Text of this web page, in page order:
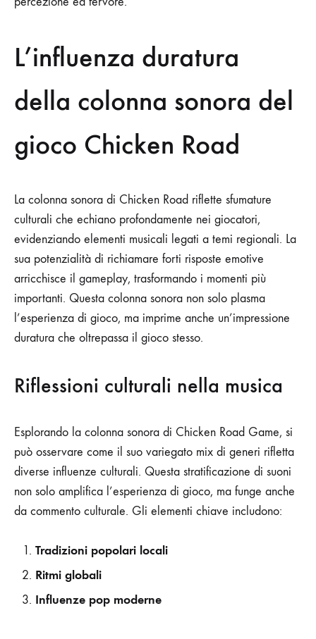
L’influenza duratura
della colonna sonora del
gioco Chicken Road
La colonna sonora di Chicken Road riflette sfumature
culturali che echiano profondamente nei giocatori,
evidenziando elementi musicali legati a temi regionali. La
sua potenzialità di richiamare forti risposte emotive
arricchisce il gameplay, trasformando i momenti più
importanti. Questa colonna sonora non solo plasma
l’esperienza di gioco, ma imprime anche un’impressione
duratura che oltrepassa il gioco stesso.
Riflessioni culturali nella musica
Esplorando la colonna sonora di Chicken Road Game, si
può osservare come il suo variegato mix di generi rifletta
diverse influenze culturali. Questa stratificazione di suoni
non solo amplifica l’esperienza di gioco, ma funge anche
da commento culturale. Gli elementi chiave includono:
Tradizioni popolari locali
Ritmi globali
Influenze pop moderne